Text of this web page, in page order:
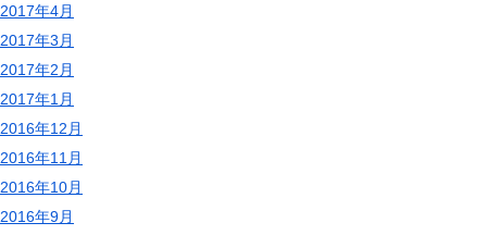
2017年4月
2017年3月
2017年2月
2017年1月
2016年12月
2016年11月
2016年10月
2016年9月